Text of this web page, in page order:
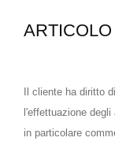
Il cliente ha diritto
l'effettuazione
in particolare